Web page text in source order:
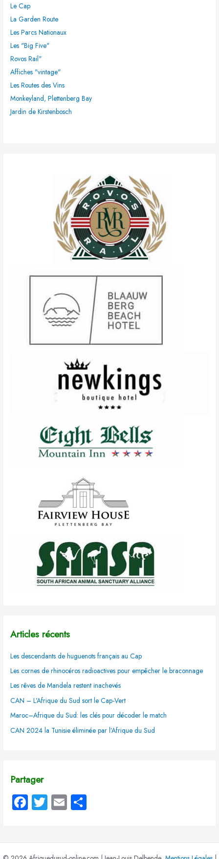
c
h
e
r
:
Le Cap
La Garden Route
Les Parcs Nationaux
Les "Big Five"
Rovos Rail"
Affiches "vintage"
Les Routes des Vins
Monkeyland, Plettenberg Bay
Jardin de Kirstenbosch
Articles récents
Les descendants de huguenots français au Cap
Les cornes de rhinocéros radioactives pour empêcher le braconnage
Les rêves de Mandela restent inachevés
CAN – L’Afrique du Sud sort le Cap-Vert
Maroc–Afrique du Sud: les clés pour décoder le match
CAN 2024 la Tunisie éliminée par l’Afrique du Sud
Partager
Fa
ce
o
T
wi
er
E
m
g